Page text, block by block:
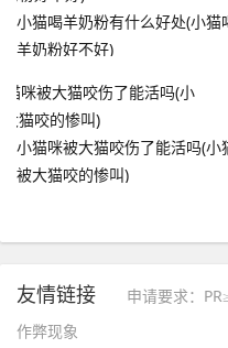
小猫喝羊奶粉有什么好处(小猫
羊奶粉好不好)
小猫咪被大猫咬伤了能活吗(小
被大猫咬的惨叫)
友情链接
申请要求：
作弊现象